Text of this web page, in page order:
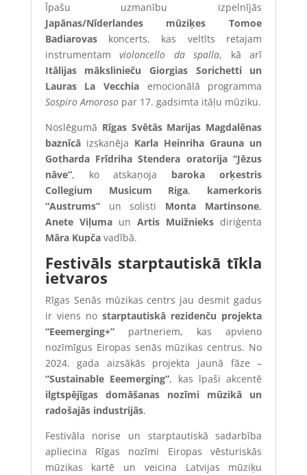
Īpašu uzmanību izpelnījās
Japānas/Nīderlandes mūziķes Tomoe
Badiarovaskoncerts, kas veltīts retajam
instrumentamvioloncello da spalla, kā arī
Itālijas mākslinieču Giorgias Sorichetti un
Lauras La Vecchia emocionālā programma
Sospiro Amorosopar 17. gadsimta itāļu mūziku.
Noslēgumā Rīgas Svētās Marijas Magdalēnas
baznīcāizskanēja Karla Heinriha Grauna un
Gotharda Frīdriha Stendera oratorija “Jēzus
nāve”, ko atskaņoja baroka orķestris
Collegium Musicum Riga, kamerkoris
“Austrums”un solisti Monta Martinsone,
Anete ViļumaunArtis Muižnieks diriģenta
Māra Kupčavadībā.
Festivāls starptautiskā tīkla
ietvaros
Rīgas Senās mūzikas centrs jau desmit gadus
ir viens nostarptautiskā rezidenču projekta
“Eeemerging+”partneriem, kas apvieno
nozīmīgus Eiropas senās mūzikas centrus. No
2024. gada aizsākās projekta jaunā fāze –
“Sustainable Eeemerging”, kas īpaši akcentē
ilgtspējīgas domāšanas nozīmi mūzikā un
radošajās industrijās.
Festivāla norise un starptautiskā sadarbība
apliecina Rīgas nozīmi Eiropas vēsturiskās
mūzikas kartē un veicina Latvijas mūziķu